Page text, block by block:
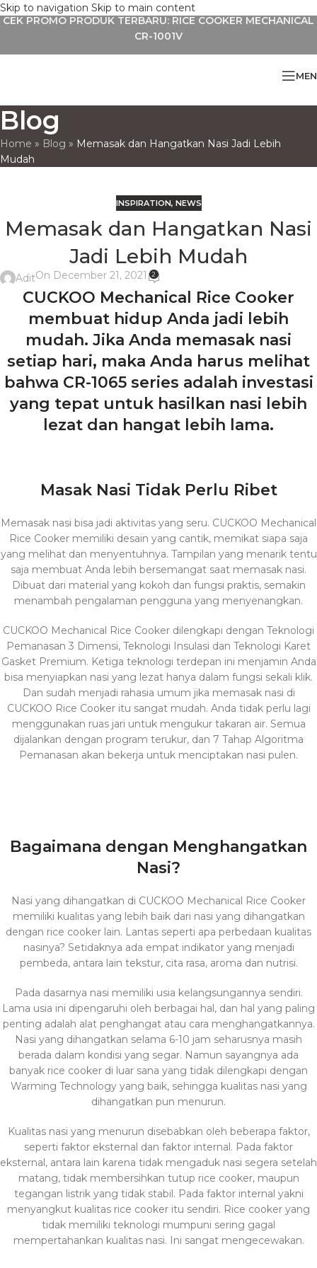
Skip to navigation Skip to main content
CEK PROMO PRODUK TERBARU: RICE COOKER MECHANICAL
CR-1001V
Blog
Home » Blog » Memasak dan Hangatkan Nasi Jadi Lebih
Mudah
INSPIRATION, NEWS
Memasak dan Hangatkan Nasi
Jadi Lebih Mudah
AditOn December 21, 2021 2
CUCKOO Mechanical Rice Cooker
membuat hidup Anda jadi lebih
mudah. Jika Anda memasak nasi
setiap hari, maka Anda harus melihat
bahwa CR-1065 series adalah investasi
yang tepat untuk hasilkan nasi lebih
lezat dan hangat lebih lama.
Masak Nasi Tidak Perlu Ribet
Memasak nasi bisa jadi aktivitas yang seru. CUCKOO Mechanical
Rice Cooker memiliki desain yang cantik, memikat siapa saja
yang melihat dan menyentuhnya. Tampilan yang menarik tentu
saja membuat Anda lebih bersemangat saat memasak nasi.
Dibuat dari material yang kokoh dan fungsi praktis, semakin
menambah pengalaman pengguna yang menyenangkan.
CUCKOO Mechanical Rice Cooker dilengkapi dengan Teknologi
Pemanasan 3 Dimensi, Teknologi Insulasi dan Teknologi Karet
Gasket Premium. Ketiga teknologi terdepan ini menjamin Anda
bisa menyiapkan nasi yang lezat hanya dalam fungsi sekali klik.
Dan sudah menjadi rahasia umum jika memasak nasi di
CUCKOO Rice Cooker itu sangat mudah. Anda tidak perlu lagi
menggunakan ruas jari untuk mengukur takaran air. Semua
dijalankan dengan program terukur, dan 7 Tahap Algoritma
Pemanasan akan bekerja untuk menciptakan nasi pulen.
Bagaimana dengan Menghangatkan
Nasi?
Nasi yang dihangatkan di CUCKOO Mechanical Rice Cooker
memiliki kualitas yang lebih baik dari nasi yang dihangatkan
dengan rice cooker lain. Lantas seperti apa perbedaan kualitas
nasinya? Setidaknya ada empat indikator yang menjadi
pembeda, antara lain tekstur, cita rasa, aroma dan nutrisi.
Pada dasarnya nasi memiliki usia kelangsungannya sendiri.
Lama usia ini dipengaruhi oleh berbagai hal, dan hal yang paling
penting adalah alat penghangat atau cara menghangatkannya.
Nasi yang dihangatkan selama 6-10 jam seharusnya masih
berada dalam kondisi yang segar. Namun sayangnya ada
banyak rice cooker di luar sana yang tidak dilengkapi dengan
Warming Technology yang baik, sehingga kualitas nasi yang
dihangatkan pun menurun.
Kualitas nasi yang menurun disebabkan oleh beberapa faktor,
seperti faktor eksternal dan faktor internal. Pada faktor
eksternal, antara lain karena tidak mengaduk nasi segera setelah
matang, tidak membersihkan tutup rice cooker, maupun
tegangan listrik yang tidak stabil. Pada faktor internal yakni
menyangkut kualitas rice cooker itu sendiri. Rice cooker yang
tidak memiliki teknologi mumpuni sering gagal
mempertahankan kualitas nasi. Ini sangat mengecewakan.